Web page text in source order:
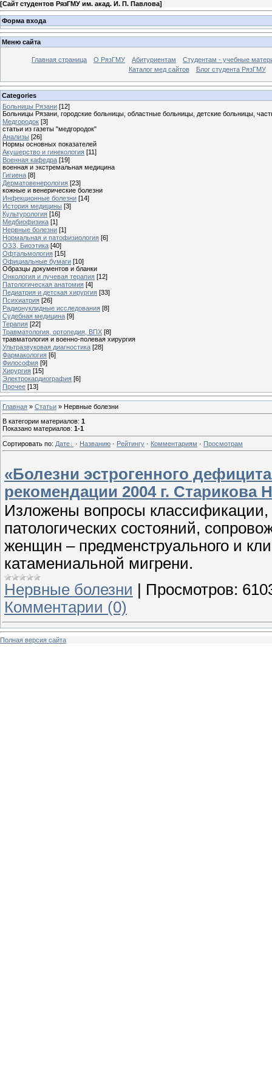
[Сайт студентов РязГМУ им. акад. И. П. Павлова]
Форма входа
Меню сайта
Главная страница О РязГМУ Абитуриентам
Студентам - учебные
Каталог мед сайтов
Блог студента РязГМУ
Categories
Больницы Рязани [12]
Больницы Рязани, городские больницы, областные больницы, детские больницы,
Медгородок [3]
статьи из газеты "медгородок"
Анализы [26]
Нормы основных показателей
Акушерство и гинекология [11]
Военная кафедра [19]
военная и экстремальная медицина
Гигиена [8]
Дерматовенерология [23]
кожные и венерические болезни
Инфекционные болезни [14]
История медицины [3]
Культурология [16]
Медбиофизика [1]
Нервные болезни [1]
Нормальная и патофизиология [6]
ОЗЗ, Биоэтика [40]
Офтальмология [15]
Официальные бумаги [10]
Образцы документов и бланки
Онкология и лучевая терапия [12]
Патологическая анатомия [4]
Педиатрия и детская хирургия [33]
Психиатрия [26]
Радионуклидные исследования [8]
Судебная медицина [9]
Терапия [22]
Травматология, ортопедия, ВПХ [8]
травматология и военно-полевая хирургия
Ультразвуковая диагностика [28]
Фармакология [6]
Философия [9]
Хирургия [15]
Электрокардиография [6]
Прочее [13]
Главная » Статьи » Нервные болезни
В категории материалов: 1
Показано материалов: 1-1
Сортировать по: Дате · Названию · Рейтингу · Комментариям · Просмотрам
«Болезни эстрогенного
рекомендации 2004 г. Старикова
Изложены вопросы классификации,
патологических состояний,
женщин – предменструального и
катамениальной мигрени.
Нервные болезни
Просмотров:
Комментарии (0)
Полная версия сайта